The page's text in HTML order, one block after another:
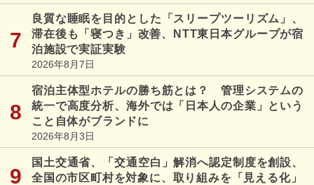
良質な睡眠を目的とした「スリープツーリズム」、
滞在後も「寝つき」改善、NTT東日本グループが宿
泊施設で実証実験
2026年8月7日
宿泊主体型ホテルの勝ち筋とは？ 管理システムの
統一で高度分析、海外では「日本人の企業」という
こと自体がブランドに
2026年8月3日
国土交通省、「交通空白」解消へ認定制度を創設、
全国の市区町村を対象に、取り組みを「見える化」